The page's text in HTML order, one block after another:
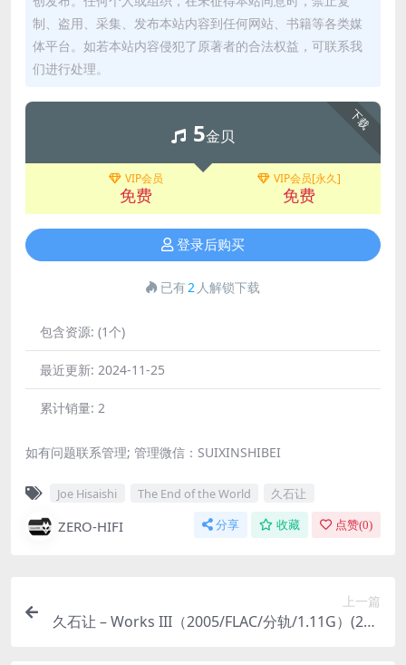
制、盗用、采集、发布本站内容到任何网站、书籍等各类媒
体平台。如若本站内容侵犯了原著者的合法权益，可联系我
们进行处理。
下载
5金贝
VIP会员
免费
VIP会员[永久]
免费
登录后购买
已有2 人解锁下载
包含资源: (1个)
最近更新: 2024-11-25
累计销量: 2
如有问题联系管理; 管理微信：SUIXINSHIBEI
Joe Hisaishi The End of the World 久石让
ZERO-HIFI 分享 收藏 点赞(0)
上一篇
久石让 – Works III（2005/FLAC/分轨/1.11G）(24b